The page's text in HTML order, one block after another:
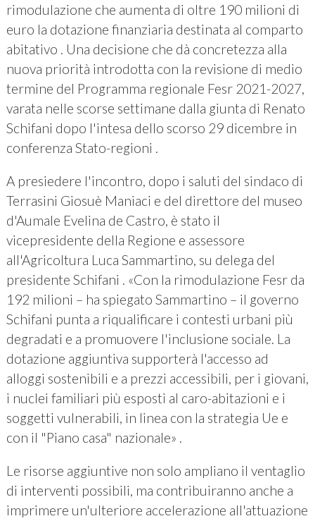
rimodulazione che aumenta di oltre 190 milioni di
euro la dotazione finanziaria destinata al comparto
abitativo . Una decisione che dà concretezza alla
nuova priorità introdotta con la revisione di medio
termine del Programma regionale Fesr 2021-2027,
varata nelle scorse settimane dalla giunta di Renato
Schifani dopo l'intesa dello scorso 29 dicembre in
conferenza Stato-regioni .
A presiedere l'incontro, dopo i saluti del sindaco di
Terrasini Giosuè Maniaci e del direttore del museo
d'Aumale Evelina de Castro, è stato il
vicepresidente della Regione e assessore
all'Agricoltura Luca Sammartino, su delega del
presidente Schifani . «Con la rimodulazione Fesr da
192 milioni – ha spiegato Sammartino – il governo
Schifani punta a riqualificare i contesti urbani più
degradati e a promuovere l'inclusione sociale. La
dotazione aggiuntiva supporterà l'accesso ad
alloggi sostenibili e a prezzi accessibili, per i giovani,
i nuclei familiari più esposti al caro-abitazioni e i
soggetti vulnerabili, in linea con la strategia Ue e
con il "Piano casa" nazionale» .
Le risorse aggiuntive non solo ampliano il ventaglio
di interventi possibili, ma contribuiranno anche a
imprimere un'ulteriore accelerazione all'attuazione